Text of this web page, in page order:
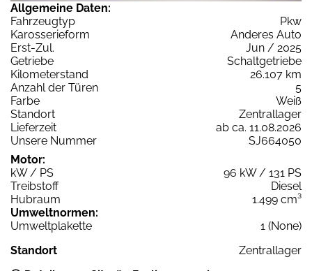
Allgemeine Daten:
Fahrzeugtyp
Pkw
Karosserieform
Anderes Auto
Erst-Zul.
Jun / 2025
Getriebe
Schaltgetriebe
Kilometerstand
26.107 km
Anzahl der Türen
5
Farbe
Weiß
Standort
Zentrallager
Lieferzeit
ab ca. 11.08.2026
Unsere Nummer
SJ664050
Motor:
kW / PS
96 kW / 131 PS
Treibstoff
Diesel
Hubraum
1.499 cm³
Umweltnormen:
Umweltplakette
1 (None)
Standort
Zentrallager